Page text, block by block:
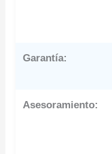
Garantía:
Asesoramiento: